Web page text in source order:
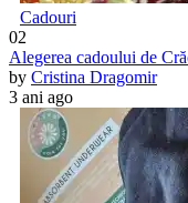
Cadouri
02
Alegerea cadoului de
by Cristina Dragomir
3 ani ago